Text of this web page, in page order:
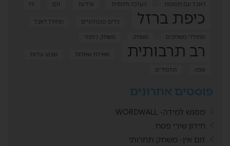
דאבל עם תמונות
הערכה חלופית וורדעל זום יויו
כיפת ברזל כלים טכנולוגיים
מחולל דאבל
מחוללי משחקים
משחק משחק כיתתי
רב תרבותית שאילת שאלות
שבוע עליות
שפה
תלמידים
פוסטים אחרונים
מפגש למידה- WORDWALL
חידון שירי פסח
זום אין- משחק תחרותי